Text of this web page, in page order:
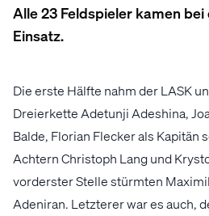
Alle 23 Feldspieler kamen
Einsatz.
Die erste Hälfte nahm der LASK
Dreierkette Adetunji Adeshina,
Balde, Florian Flecker als Kapitän
Achtern Christoph Lang und
vorderster Stelle stürmten
Adeniran. Letzterer war es auch,